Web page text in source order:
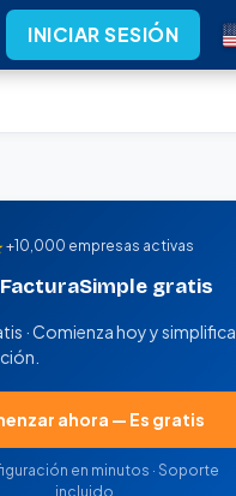
INICIAR SESIÓN
+10,000 empresas activas
gratis
· Comienza hoy y simplifica
ahora — Es gratis
en minutos · Soporte
incluido